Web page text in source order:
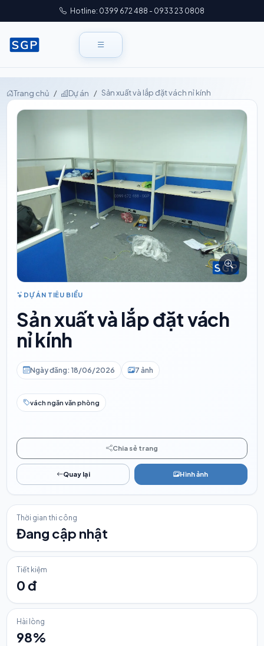
Hotline: 0399 672 488 - 0933 23 0808
Trang chủ Dự án Sản xuất và lắp đặt vách nỉ kính
DỰ ÁN TIÊU BIỂU
Sản xuất và lắp đặt vách
nỉ kính
Ngày đăng: 18/06/2026 7 ảnh
vách ngăn văn phòng
Chia sẻ trang
Quay lại Hình ảnh
Thời gian thi công
Đang cập nhật
Tiết kiệm
0 đ
Hài lòng
98%